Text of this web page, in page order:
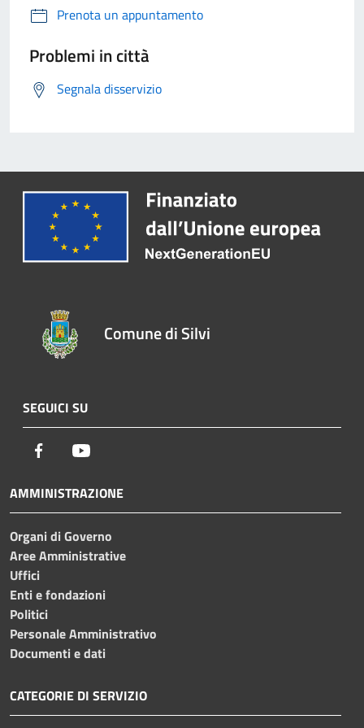
Prenota un appuntamento
Problemi in città
Segnala disservizio
Comune di Silvi
SEGUICI SU
Facebook
AMMINISTRAZIONE
Organi di Governo
Aree Amministrative
Uffici
Enti e fondazioni
Politici
Personale Amministrativo
Documenti e dati
CATEGORIE DI SERVIZIO